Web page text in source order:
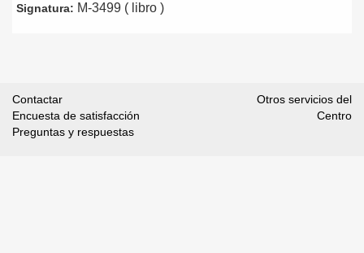
Signatura: M-3499 ( libro )
Contactar
Encuesta de satisfacción
Preguntas y respuestas
Otros servicios del
Centro